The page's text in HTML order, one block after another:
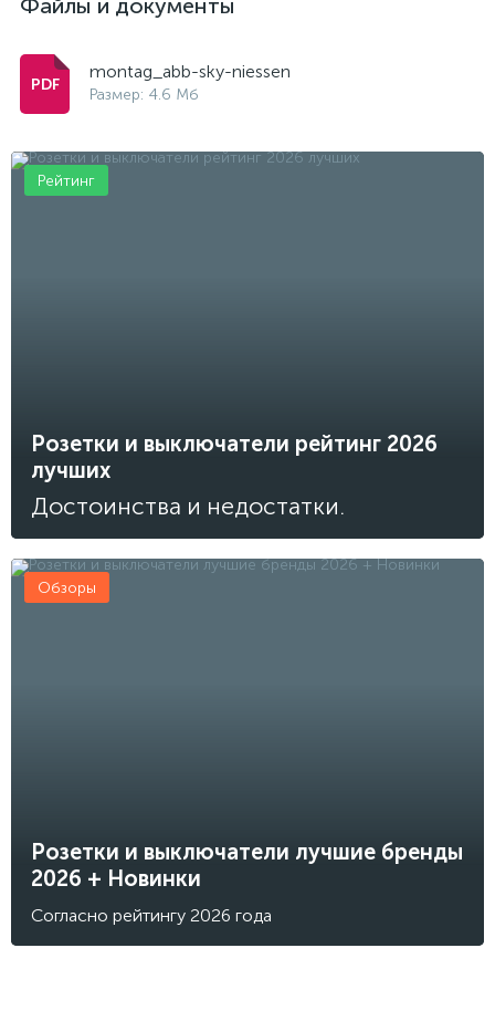
Файлы и документы
montag_abb-sky-niessen
Размер: 4.6 Мб
Розетки и выключатели рейтинг 2026
лучших
Достоинства и недостатки.
Рейтинг
Розетки и выключатели лучшие бренды
2026 + Новинки
Согласно рейтингу 2026 года
Обзоры